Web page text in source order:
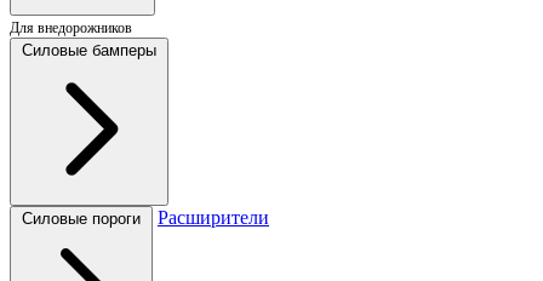
Для внедорожников
Силовые бамперы
Силовые пороги Расширители